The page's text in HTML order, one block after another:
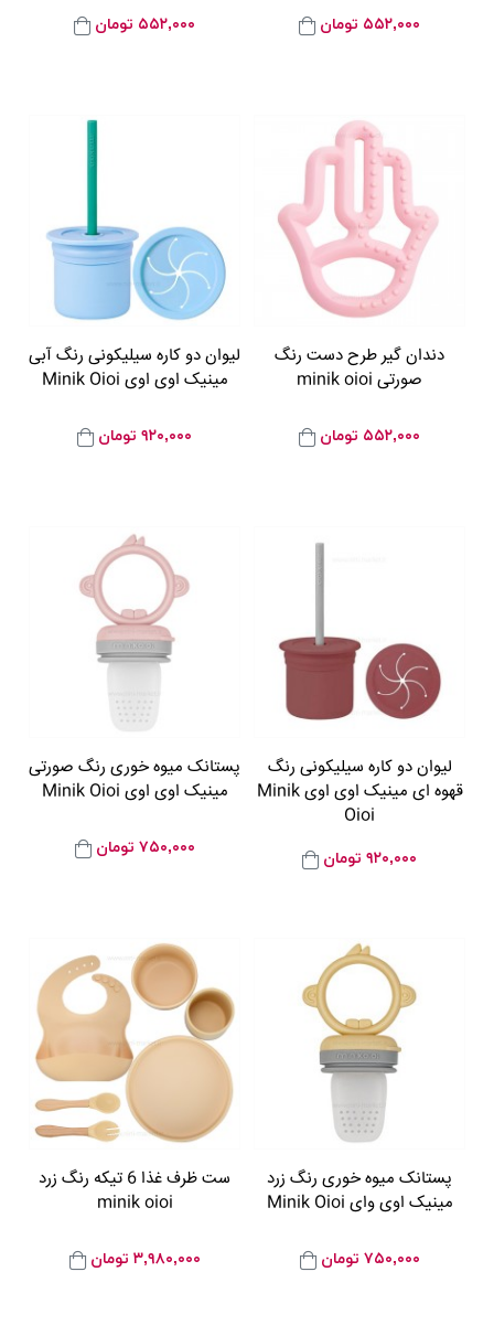
۵۵۲,۰۰۰ تومان ۵۵۲,۰۰۰ تومان
دندان گیر طرح دست رنگ
صورتی minik oioi
۵۵۲,۰۰۰ تومان
لیوان دو کاره سیلیکونی رنگ آبی
مینیک اوی اوی Minik Oioi
۹۲۰,۰۰۰ تومان
لیوان دو کاره سیلیکونی رنگ
قهوه ای مینیک اوی اوی Minik
Oioi
۹۲۰,۰۰۰ تومان
پستانک میوه خوری رنگ صورتی
مینیک اوی اوی Minik Oioi
۷۵۰,۰۰۰ تومان
پستانک میوه خوری رنگ زرد
مینیک اوی وای Minik Oioi
۷۵۰,۰۰۰ تومان
ست ظرف غذا 6 تیکه رنگ زرد
minik oioi
۳,۹۸۰,۰۰۰ تومان